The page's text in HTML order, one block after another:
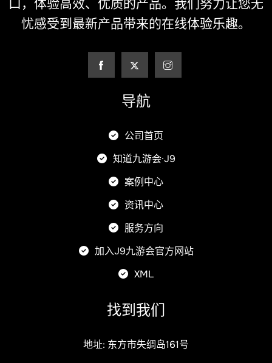
口，体验高效、优质的产品。我们努力让您无
忧感受到最新产品带来的在线体验乐趣。
导航
公司首页
知道九游会·J9
案例中心
资讯中心
服务方向
加入J9九游会官方网站
XML
找到我们
地址: 东方市失绸岛161号